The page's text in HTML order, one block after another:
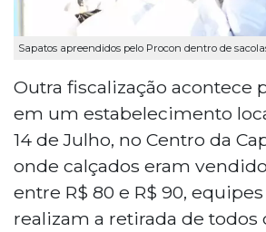
Sapatos apreendidos pelo Procon dentro de
Outra fiscalização acontece
em um estabelecimento
14 de Julho, no Centro da
onde calçados eram
entre R$ 80 e R$ 90,
realizam a retirada de todos